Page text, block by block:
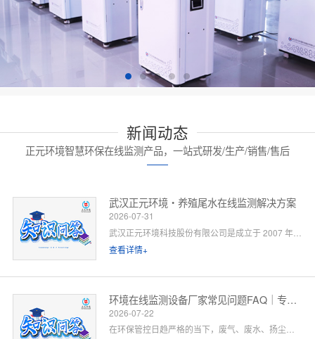
新闻动态
正元环境智慧环保在线监测产品，一站式研发/生产/销售/售后
武汉正元环境・养殖尾水在线监测解决方案
2026-07-31
查看详情+
环境在线监测设备厂家常见问题FAQ｜专业厂家答疑解惑
2026-07-22
在环保管控日趋严格的当下，废气、废水、扬尘、噪声等环境在线监测设备已成为工矿企业、园区、市政工程必备的合规配套设施。很多客户在选型、合作、安装运维过程中，常会遇到厂家资质、设备精度、数据联网、售后保障等各类问题。 作为专业环境在线监测设备源头厂家，我们深耕环境监测领域多年，拥有自主研发、生产、销售、运维全链条服务能力。下面针对行业高频咨询问题，整理系统化FAQ答疑，一站式解决您的合作与选型顾虑。 一、厂家实力与资质相关问题